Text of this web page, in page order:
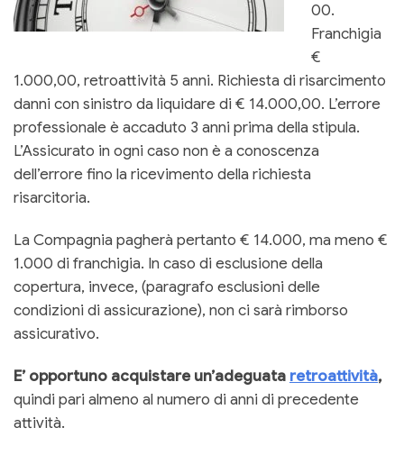
00.
Franchigia
€
1.000,00, retroattività 5 anni. Richiesta di risarcimento
danni con sinistro da liquidare di € 14.000,00. L’errore
professionale è accaduto 3 anni prima della stipula.
L’Assicurato in ogni caso non è a conoscenza
dell’errore fino la ricevimento della richiesta
risarcitoria.
La Compagnia pagherà pertanto € 14.000, ma meno €
1.000 di franchigia. In caso di esclusione della
copertura, invece, (paragrafo esclusioni delle
condizioni di assicurazione), non ci sarà rimborso
assicurativo.
E’ opportuno acquistare un’adeguata retroattività,
quindi pari almeno al numero di anni di precedente
attività.